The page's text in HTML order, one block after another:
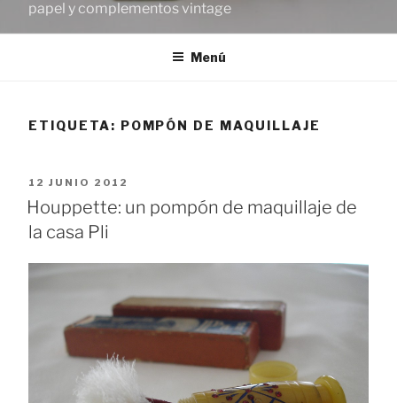
papel y complementos vintage
Menú
ETIQUETA: POMPÓN DE MAQUILLAJE
PUBLICADO
EL
12 JUNIO 2012
Houppette: un pompón de maquillaje de
la casa Pli